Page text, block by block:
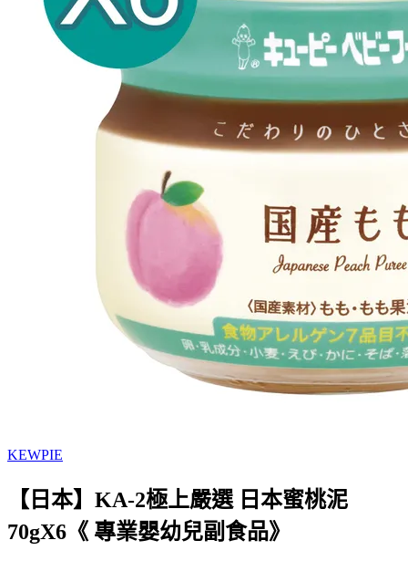
KEWPIE
【日本】KA-2極上嚴選 日本蜜桃泥
70gX6《 專業嬰幼兒副食品》